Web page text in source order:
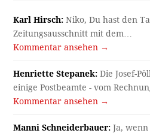
Karl Hirsch: Niko, Du hast den
Zeitungsausschnitt mit dem…
Kommentar ansehen →
Henriette Stepanek: Die Josef-
einige Postbeamte - vom
Kommentar ansehen →
Manni Schneiderbauer: Ja,